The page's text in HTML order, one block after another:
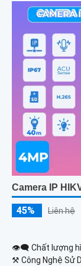
Camera IP
45% Liên hệ
👁️‍🗨 Chất lượng
⚒ Công Nghệ Sử